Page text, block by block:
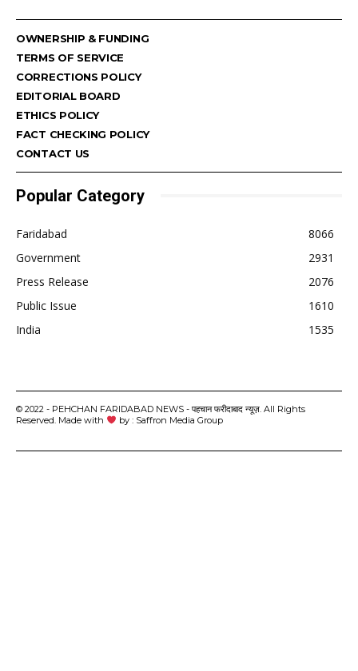
OWNERSHIP & FUNDING
TERMS OF SERVICE
CORRECTIONS POLICY
EDITORIAL BOARD
ETHICS POLICY
FACT CHECKING POLICY
CONTACT US
Popular Category
Faridabad
8066
Government
2931
Press Release
2076
Public Issue
1610
India
1535
© 2022 - PEHCHAN FARIDABAD NEWS - पहचान फरीदाबाद न्यूज़. All Rights
Reserved. Made with
by : Saffron Media Group